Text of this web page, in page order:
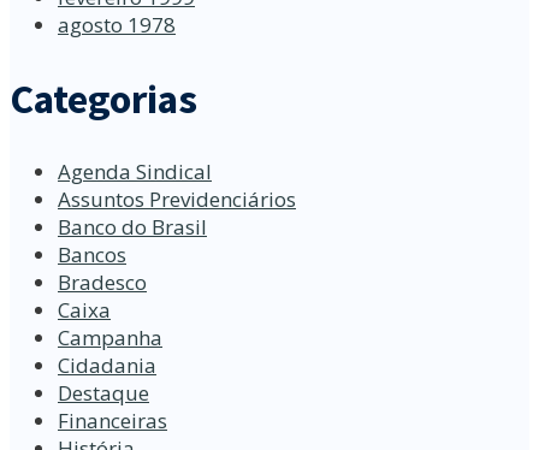
agosto 1978
Categorias
Agenda Sindical
Assuntos Previdenciários
Banco do Brasil
Bancos
Bradesco
Caixa
Campanha
Cidadania
Destaque
Financeiras